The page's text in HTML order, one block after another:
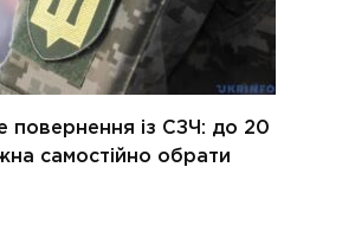
повернення із СЗЧ: до 20
самостійно обрати